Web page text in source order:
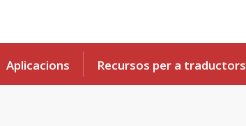
Aplicacions Recursos per a traductors